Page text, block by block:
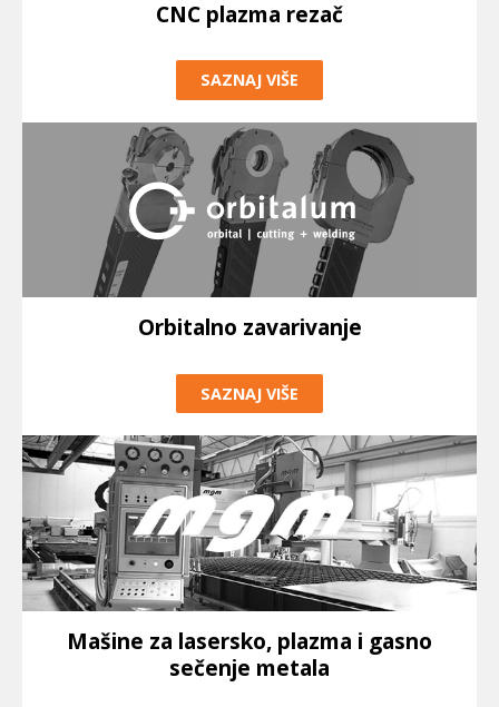
CNC plazma rezač
SAZNAJ VIŠE
Orbitalno zavarivanje
SAZNAJ VIŠE
Mašine za lasersko, plazma i gasno
sečenje metala